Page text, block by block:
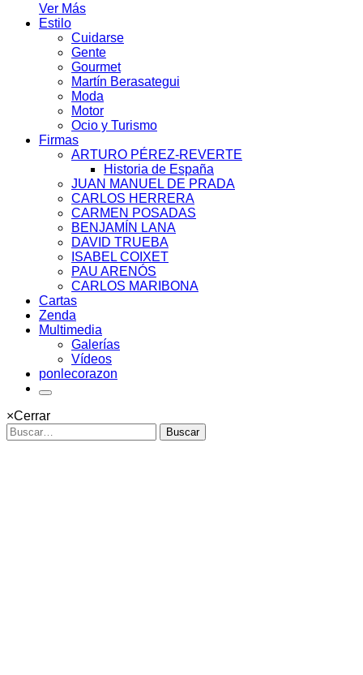
Ver Más
Estilo
Cuidarse
Gente
Gourmet
Martín Berasategui
Moda
Motor
Ocio y Turismo
Firmas
ARTURO PÉREZ-REVERTE
Historia de España
JUAN MANUEL DE PRADA
CARLOS HERRERA
CARMEN POSADAS
BENJAMÍN LANA
DAVID TRUEBA
ISABEL COIXET
PAU ARENÓS
CARLOS MARIBONA
Cartas
Zenda
Multimedia
Galerías
Vídeos
ponlecorazon
×Cerrar
Buscar